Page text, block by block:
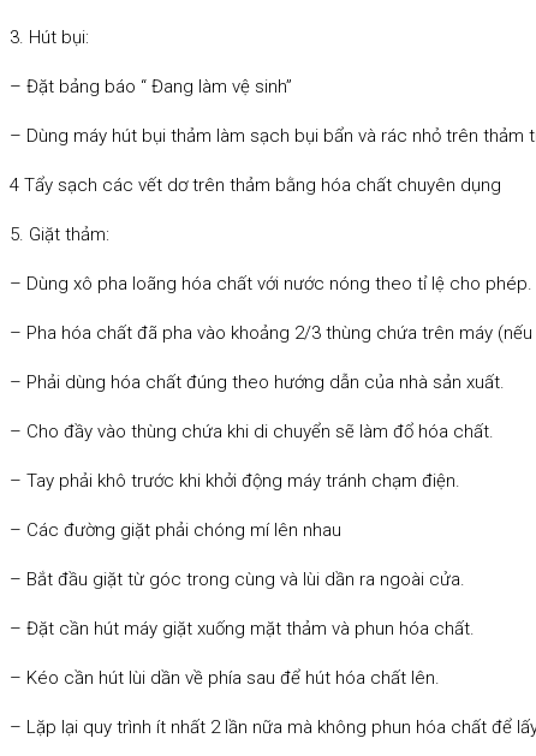
3. Hút bụi:
– Đặt bảng báo “ Đang làm vệ sinh”
– Dùng máy hút bụi thảm làm sạch bụi bẩn và rác nhỏ trên
4 Tẩy sạch các vết dơ trên thảm bằng hóa chất chuyên dụng
5. Giặt thảm:
– Dùng xô pha loãng hóa chất với nước nóng theo tỉ lệ cho phép.
– Pha hóa chất đã pha vào khoảng 2/3 thùng chứa trên máy
– Phải dùng hóa chất đúng theo hướng dẫn của nhà sản xuất.
– Cho đầy vào thùng chứa khi di chuyển sẽ làm đổ hóa chất.
– Tay phải khô trước khi khởi động máy tránh chạm điện.
– Các đường giặt phải chóng mí lên nhau
– Bắt đầu giặt từ góc trong cùng và lùi dần ra ngoài cửa.
– Đặt cần hút máy giặt xuống mặt thảm và phun hóa chất.
– Kéo cần hút lùi dần về phía sau để hút hóa chất lên.
– Lặp lại quy trình ít nhất 2 lần nữa mà không phun hóa chất để